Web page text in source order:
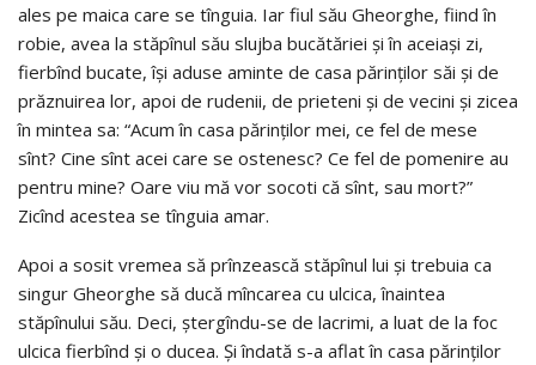
ales pe maica care se tînguia. Iar fiul său Gheorghe, fiind în
robie, avea la stăpînul său slujba bucătăriei şi în aceiaşi zi,
fierbînd bucate, îşi aduse aminte de casa părinţilor săi şi de
prăznuirea lor, apoi de rudenii, de prieteni şi de vecini şi zicea
în mintea sa: “Acum în casa părinţilor mei, ce fel de mese
sînt? Cine sînt acei care se ostenesc? Ce fel de pomenire au
pentru mine? Oare viu mă vor socoti că sînt, sau mort?”
Zicînd acestea se tînguia amar.
Apoi a sosit vremea să prînzească stăpînul lui şi trebuia ca
singur Gheorghe să ducă mîncarea cu ulcica, înaintea
stăpînului său. Deci, ştergîndu-se de lacrimi, a luat de la foc
ulcica fierbînd şi o ducea. Şi îndată s-a aflat în casa părinţilor